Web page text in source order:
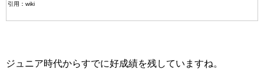
引用：wiki
ジュニア時代からすでに好成績を残していますね。